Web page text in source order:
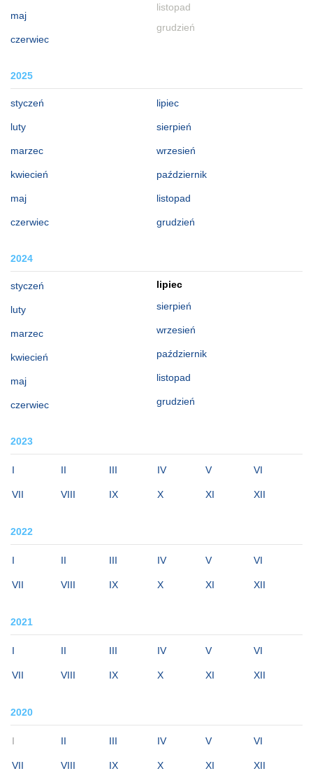
maj
czerwiec
listopad
grudzień
2025
styczeń
luty
marzec
kwiecień
maj
czerwiec
lipiec
sierpień
wrzesień
październik
listopad
grudzień
2024
styczeń
luty
marzec
kwiecień
maj
czerwiec
lipiec
sierpień
wrzesień
październik
listopad
grudzień
2023
I II III IV V VI
VII VIII IX X XI XII
2022
I II III IV V VI
VII VIII IX X XI XII
2021
I II III IV V VI
VII VIII IX X XI XII
2020
I II III IV V VI
VII VIII IX X XI XII